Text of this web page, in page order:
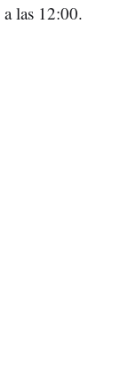
las 12:00.